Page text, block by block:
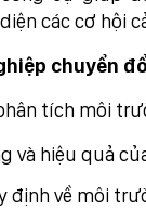
các cơ hội
chuyển
tích môi
hiệu quả
định về môi